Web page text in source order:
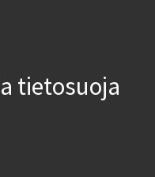
tietosuoja